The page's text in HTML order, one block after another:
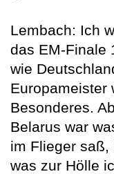
Lembach: Ich
das EM-Finale
wie
Europameister
Besonderes.
Belarus war
im Flieger saß,
was zur Hölle